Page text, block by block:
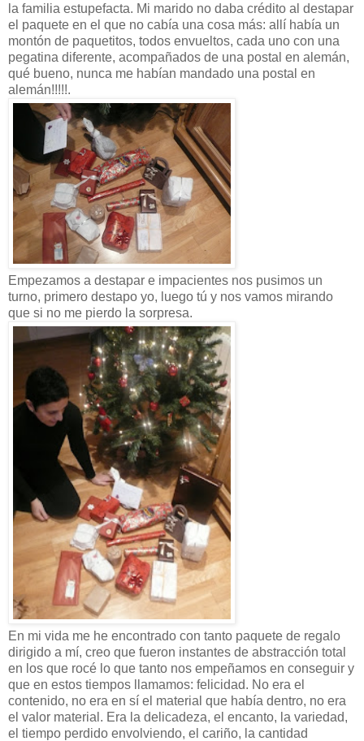
la familia estupefacta. Mi marido no daba crédito al destapar
el paquete en el que no cabía una cosa más: allí había un
montón de paquetitos, todos envueltos, cada uno con una
pegatina diferente, acompañados de una postal en alemán,
qué bueno, nunca me habían mandado una postal en
alemán!!!!!.
Empezamos a destapar e impacientes nos pusimos un
turno, primero destapo yo, luego tú y nos vamos mirando
que si no me pierdo la sorpresa.
En mi vida me he encontrado con tanto paquete de regalo
dirigido a mí, creo que fueron instantes de abstracción total
en los que rocé lo que tanto nos empeñamos en conseguir y
que en estos tiempos llamamos: felicidad. No era el
contenido, no era en sí el material que había dentro, no era
el valor material. Era la delicadeza, el encanto, la variedad,
el tiempo perdido envolviendo, el cariño, la cantidad